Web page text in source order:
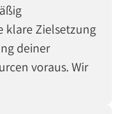
klare Zielsetzung
deiner
voraus. Wir